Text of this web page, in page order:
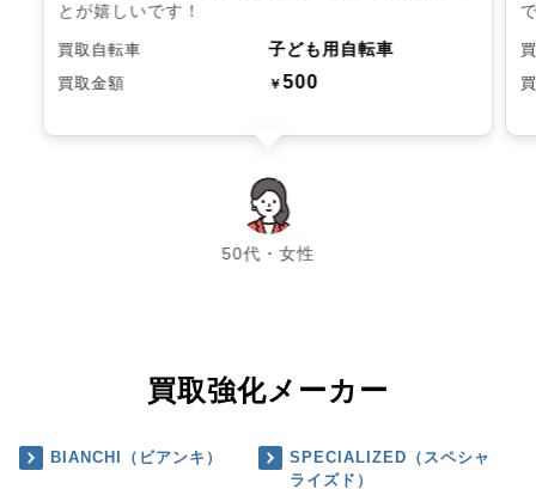
とが嬉しいです！
買取自転車 子ども用自転車
買取金額 ￥500
50代・女性
chevron_left chevron_right
買取強化メーカー
BIANCHI（ビアンキ）
SPECIALIZED（スペシャ
ライズド）